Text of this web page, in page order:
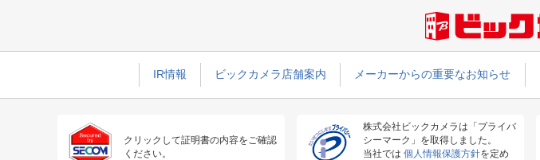
IR情報 ビックカメラ店舗案内 メーカーからの重要なお知らせ
クリックして証明書の内容をご確認
ください。
株式会社ビックカメラは「プライバ
シーマーク」を取得しました。
当社では 個人情報保護方針を定め